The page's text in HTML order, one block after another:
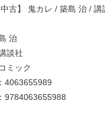
古】 鬼カレ / 築島 治 / 講
治
談社
ミック
4063655989
9784063655988